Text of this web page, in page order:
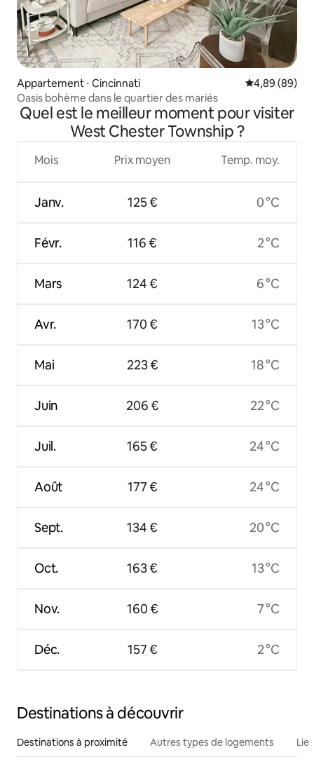
Appartement ⋅ Cincinnati Évaluation
4,89 (89)
Oasis bohème dans le quartier des mariés
Quel est le meilleur moment pour visiter
West Chester Township ?
Mois
Janv.
Févr.
Mars
Avr.
Mai
Juin
Juil.
Août
Sept.
Oct.
Nov.
Déc.
Prix moyen
125 €
116 €
124 €
170 €
223 €
206 €
165 €
177 €
134 €
163 €
160 €
157 €
Temp. moy.
0 °C
2 °C
6 °C
13 °C
18 °C
22 °C
24 °C
24 °C
20 °C
13 °C
7 °C
2 °C
Destinations à découvrir
Destinations à proximité Autres types de logements